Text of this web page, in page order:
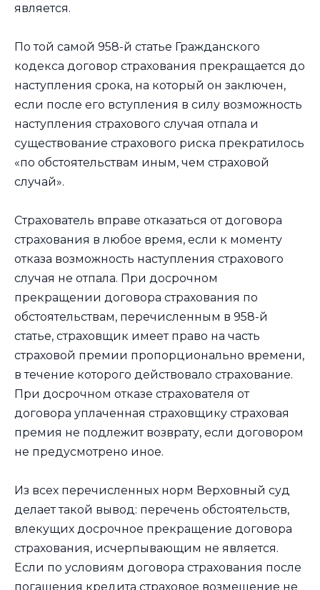
является.
По той самой 958-й статье Гражданского
кодекса договор страхования прекращается до
наступления срока, на который он заключен,
если после его вступления в силу возможность
наступления страхового случая отпала и
существование страхового риска прекратилось
«по обстоятельствам иным, чем страховой
случай».
Страхователь вправе отказаться от договора
страхования в любое время, если к моменту
отказа возможность наступления страхового
случая не отпала. При досрочном
прекращении договора страхования по
обстоятельствам, перечисленным в 958-й
статье, страховщик имеет право на часть
страховой премии пропорционально времени,
в течение которого действовало страхование.
При досрочном отказе страхователя от
договора уплаченная страховщику страховая
премия не подлежит возврату, если договором
не предусмотрено иное.
Из всех перечисленных норм Верховный суд
делает такой вывод: перечень обстоятельств,
влекущих досрочное прекращение договора
страхования, исчерпывающим не является.
Если по условиям договора страхования после
погашения кредита страховое возмещение не